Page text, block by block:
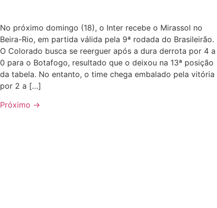
No próximo domingo (18), o Inter recebe o Mirassol no
Beira-Rio, em partida válida pela 9ª rodada do Brasileirão.
O Colorado busca se reerguer após a dura derrota por 4 a
0 para o Botafogo, resultado que o deixou na 13ª posição
da tabela. No entanto, o time chega embalado pela vitória
por 2 a […]
Próximo →